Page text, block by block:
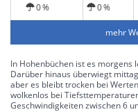
0 % 0 %
mehr
In Hohenbüchen ist es morgens
Darüber hinaus überwiegt
aber es bleibt trocken bei
wolkenlos bei
Geschwindigkeiten zwischen 6